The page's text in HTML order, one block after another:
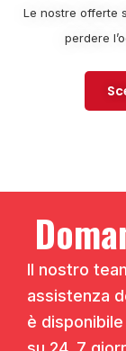
Le nostre offerte
perdere
Il nostro
assistenza
è